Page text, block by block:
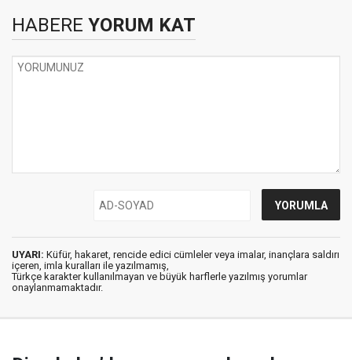
HABERE YORUM KAT
UYARI: Küfür, hakaret, rencide edici cümleler veya imalar, inançlara saldırı
içeren, imla kuralları ile yazılmamış,
Türkçe karakter kullanılmayan ve büyük harflerle yazılmış yorumlar
onaylanmamaktadır.